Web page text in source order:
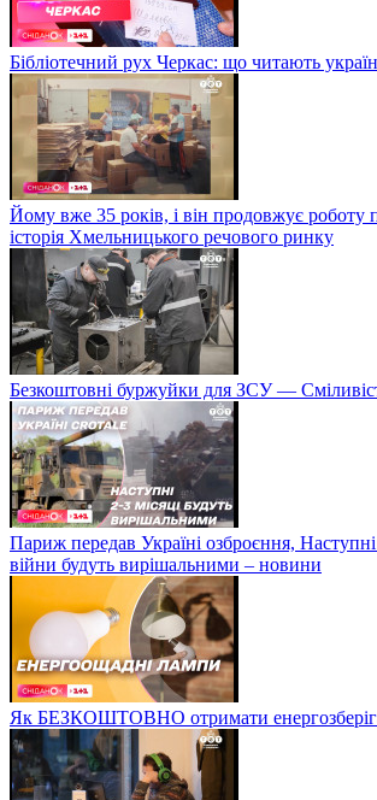
Бібліотечний рух Черкас: що читають
Йому вже 35 років, і він продовжує роботу
історія Хмельницького речового ринку
Безкоштовні буржуйки для ЗСУ —
Париж передав Україні озброєння, Наступні
війни будуть вирішальними – новини
Як БЕЗКОШТОВНО отримати